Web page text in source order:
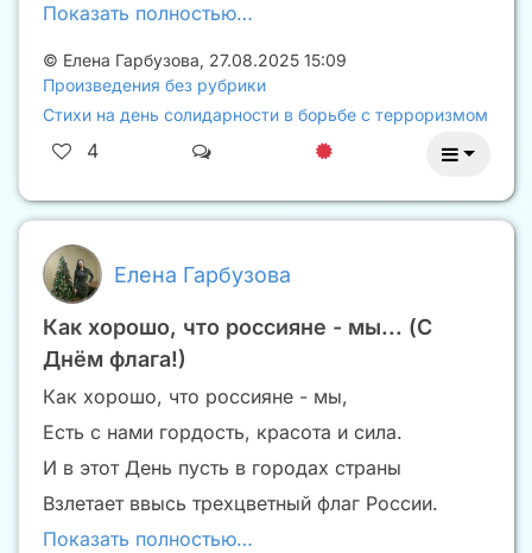
Показать полностью…
© Елена Гарбузова, 27.08.2025 15:09
Произведения без рубрики
Стихи на день солидарности в борьбе с терроризмом
4
Елена Гарбузова
Как хорошо, что россияне - мы... (С
Днëм флага!)
Как хорошо, что россияне - мы,
Есть с нами гордость, красота и сила.
И в этот День пусть в городах страны
Взлетает ввысь трехцветный флаг России.
Показать полностью…